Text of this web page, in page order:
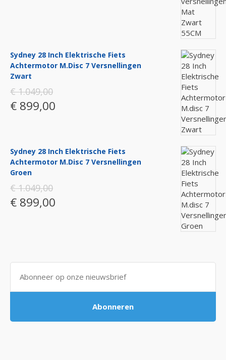
Sydney 28 Inch Elektrische Fiets
Achtermotor M.disc 7 Versnellingen
Zwart
€ 1.049,00
€ 899,00
Sydney 28 Inch Elektrische Fiets
Achtermotor M.disc 7 Versnellingen
Groen
€ 1.049,00
€ 899,00
Abonneren